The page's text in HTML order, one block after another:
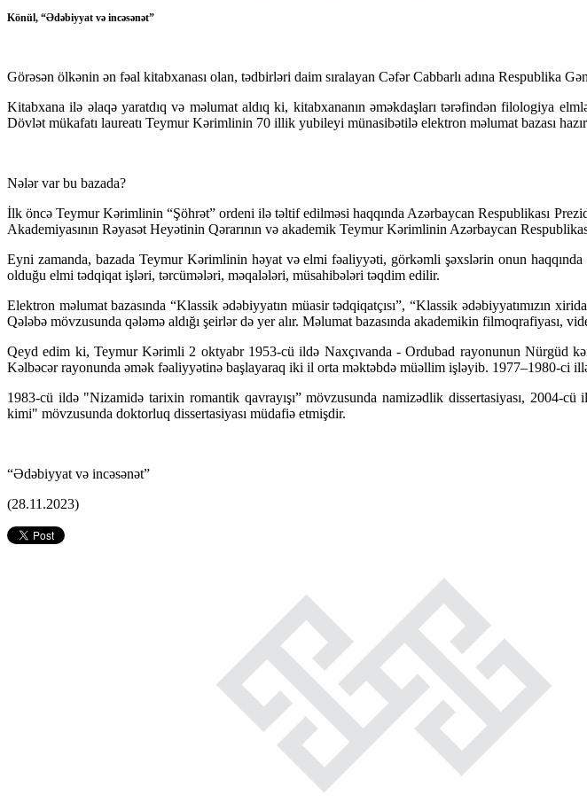
Könül, “Ədəbiyyat və incəsənət”
Görəsən ölkənin ən fəal kitabxanası olan, tədbirləri daim sıralayan Cəfər Cabbarlı adına Respublika
Kitabxana ilə əlaqə yaratdıq və məlumat aldıq ki, kitabxananın əməkdaşları tərəfindən filologiya
Dövlət mükafatı laureatı Teymur Kərimlinin 70 illik yubileyi münasibətilə elektron məlumat bazası
Nələr var bu bazada?
İlk öncə Teymur Kərimlinin “Şöhrət” ordeni ilə təltif edilməsi haqqında Azərbaycan Respublikası
Akademiyasının Rəyasət Heyətinin Qərarının və akademik Teymur Kərimlinin Azərbaycan
Eyni zamanda, bazada Teymur Kərimlinin həyat və elmi fəaliyyəti, görkəmli şəxslərin onun
olduğu elmi tədqiqat işləri, tərcümələri, məqalələri, müsahibələri təqdim edilir.
Elektron məlumat bazasında “Klassik ədəbiyyatın müasir tədqiqatçısı”, “Klassik ədəbiyyatımızın
Qələbə mövzusunda qələmə aldığı şeirlər də yer alır. Məlumat bazasında akademikin filmoqrafiyası,
Qeyd edim ki, Teymur Kərimli 2 oktyabr 1953-cü ildə Naxçıvanda - Ordubad rayonunun Nürgüd
Kəlbəcər rayonunda əmək fəaliyyətinə başlayaraq iki il orta məktəbdə müəllim işləyib. 1977–1980-ci
1983-cü ildə "Nizamidə tarixin romantik qavrayışı” mövzusunda namizədlik dissertasiyası, 2004-
kimi" mövzusunda doktorluq dissertasiyası müdafiə etmişdir.
“Ədəbiyyat və incəsənət”
(28.11.2023)